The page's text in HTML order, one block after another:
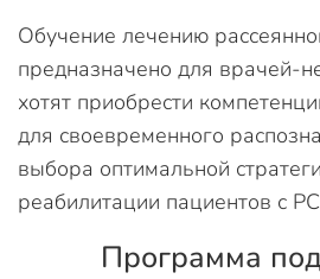
Обучение лечению
предназначено для врачей-
хотят приобрести
для своевременного
выбора оптимальной
реабилитации пациентов с
Программа